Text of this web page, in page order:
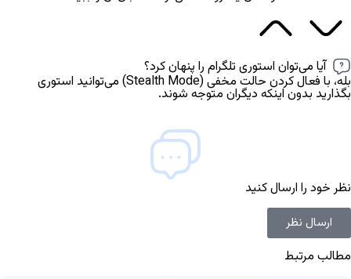
آیا می‌توان استوری تلگرام را پنهان کرد؟
بله، با فعال کردن حالت مخفی (Stealth Mode) می‌توانید استوری
بگذارید بدون اینکه دیگران متوجه شوند.
نظر خود را ارسال کنید
ارسال نظر
مطالب مرتبط